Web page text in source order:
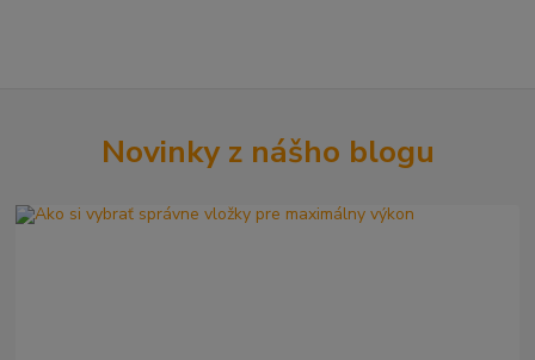
Novinky z nášho blogu